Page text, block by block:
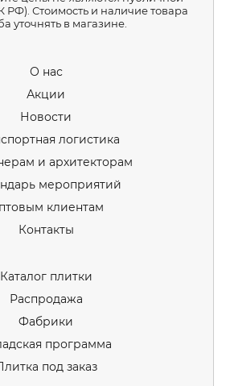
РФ). Стоимость и наличие товара
уточнять в магазине.
О нас
Акции
Новости
логистика
и архитекторам
мероприятий
клиентам
Контакты
Каталог плитки
Распродажа
Фабрики
программа
под заказ